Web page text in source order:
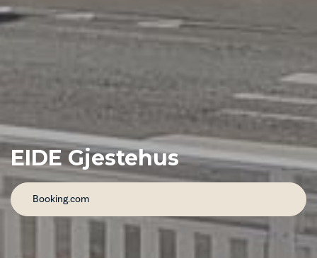
EIDE Gjestehus
Booking.com